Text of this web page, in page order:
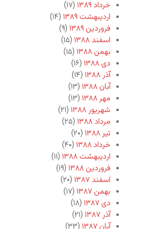
خرداد ۱۳۸۹
(۱۷)
اردیبهشت ۱۳۸۹
(۱۴)
فروردین ۱۳۸۹
(۹)
اسفند ۱۳۸۸
(۱۵)
بهمن ۱۳۸۸
(۱۵)
دی ۱۳۸۸
(۱۶)
آذر ۱۳۸۸
(۱۴)
آبان ۱۳۸۸
(۱۳)
مهر ۱۳۸۸
(۱۳)
شهریور ۱۳۸۸
(۲۱)
مرداد ۱۳۸۸
(۲۵)
تیر ۱۳۸۸
(۲۰)
خرداد ۱۳۸۸
(۴۰)
اردیبهشت ۱۳۸۸
(۱۱)
فروردین ۱۳۸۸
(۱۹)
اسفند ۱۳۸۷
(۲۰)
بهمن ۱۳۸۷
(۱۷)
دی ۱۳۸۷
(۱۸)
آذر ۱۳۸۷
(۲۱)